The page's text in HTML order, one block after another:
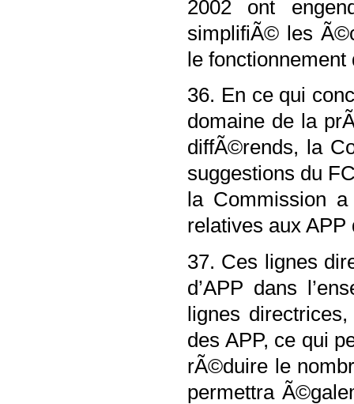
2002 ont
simplifiÃ© les
le
36. En ce qui
domaine de la
diffÃ©rends, la
suggestions du
la Commission
relatives aux
37. Ces lignes
d’APP dans
lignes
des APP, ce qui
rÃ©duire le
permettra